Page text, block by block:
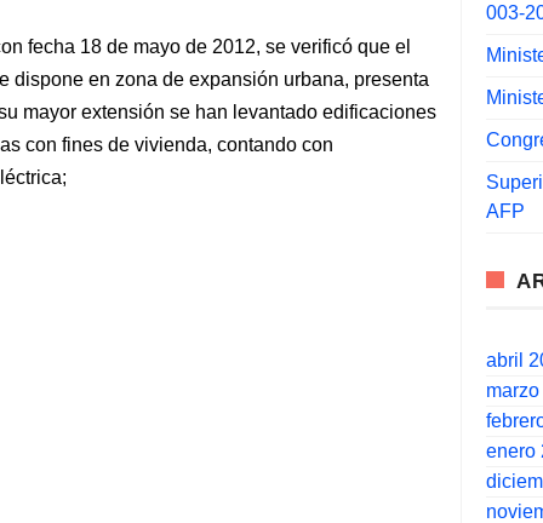
fecha 18 de mayo de 2012, se verificó que el
dispone en zona de expansión urbana, presenta
mayor extensión se han levantado edificaciones
con fines de vivienda, contando con
003-
AFP
abril
enero